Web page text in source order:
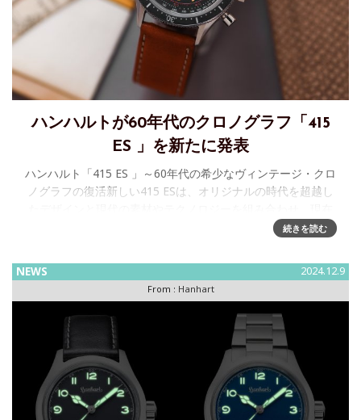
ハンハルトが60年代のクロノグラフ「415
ES 」を新たに発表
ハンハルト「415 ES 」～60年代の希少なヴィンテージ・クロ
ノグラフの復活新しい415 ESは、オリジナルの時代を超越し
の需要にも応えつつブランドの豊かな歴史に忠実であり
続きを読む
NEWS 2024.12.9
From : Hanhart